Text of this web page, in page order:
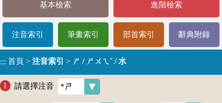
基本檢索 進階檢索
注音索引 筆畫索引 部首索引 辭典附錄
::: 首頁 > 注音索引 > ㄕ / ㄕㄨㄟˇ / 水
請選擇注音